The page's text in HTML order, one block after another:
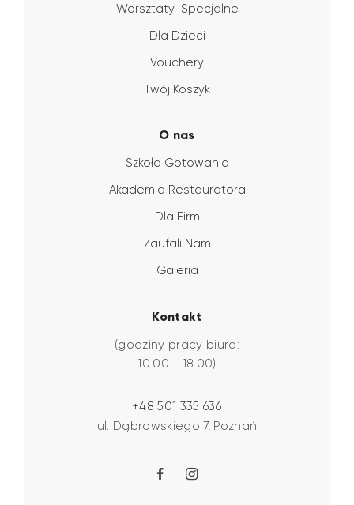
Warsztaty-Specjalne
Dla Dzieci
Vouchery
Twój Koszyk
O nas
Szkoła Gotowania
Akademia Restauratora
Dla Firm
Zaufali Nam
Galeria
Kontakt
(godziny pracy biura:
10.00 - 18.00)
ul. Dąbrowskiego 7, Poznań
+48 501 335 636